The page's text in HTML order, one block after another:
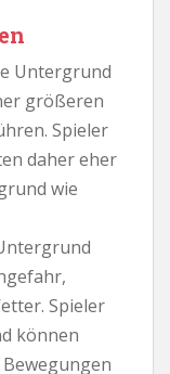
Untergrund
größeren
Spieler
daher eher
wie
Spieler
können